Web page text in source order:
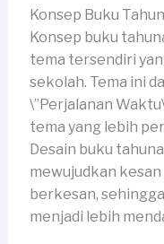
Konsep Buku
Konsep buku
tema tersendiri
sekolah. Tema ini
\”Perjalanan
tema yang lebih
Desain buku
mewujudkan
berkesan,
menjadi lebih